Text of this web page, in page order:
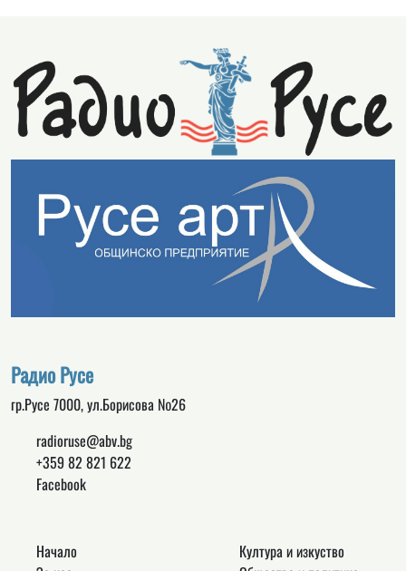
Радио Русе
гр.Русе 7000, ул.Борисова №26
radioruse@abv.bg
+359 82 821 622
Facebook
Начало
Култура и изкуство